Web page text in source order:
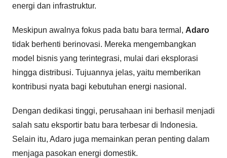
energi dan infrastruktur.
Meskipun awalnya fokus pada batu bara termal, Adaro
tidak berhenti berinovasi. Mereka mengembangkan
model bisnis yang terintegrasi, mulai dari eksplorasi
hingga distribusi. Tujuannya jelas, yaitu memberikan
kontribusi nyata bagi kebutuhan energi nasional.
Dengan dedikasi tinggi, perusahaan ini berhasil menjadi
salah satu eksportir batu bara terbesar di Indonesia.
Selain itu, Adaro juga memainkan peran penting dalam
menjaga pasokan energi domestik.